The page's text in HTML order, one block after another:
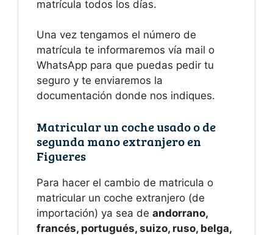
matrícula todos los días.
Una vez tengamos el número de
matrícula te informaremos vía mail o
WhatsApp para que puedas pedir tu
seguro y te enviaremos la
documentación donde nos indiques.
Matricular un coche usado o de
segunda mano extranjero en
Figueres
Para hacer el cambio de matricula o
matricular un coche extranjero (de
importación) ya sea de andorrano,
francés, portugués, suizo, ruso, belga,